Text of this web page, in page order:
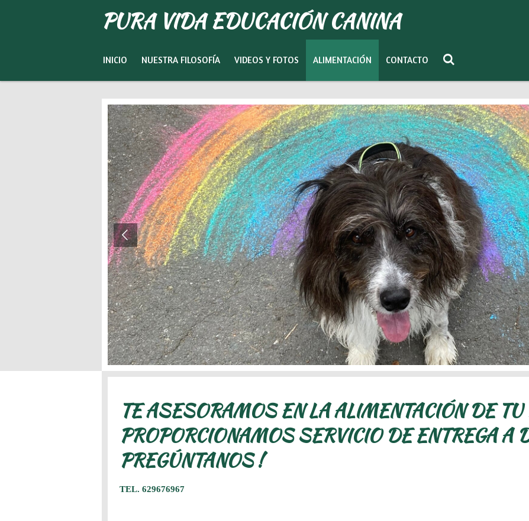
PURA VIDAEDUCACIÓN CANINA
INICIO NUESTRA FILOSOFÍA VIDEOS Y FOTOS ALIMENTACIÓN CONTACTO
TE ASESORAMOS EN LA ALIMENTACIÓN DE TU
PROPORCIONAMOS SERVICIO DE ENTREGA A
PREGÚNTANOS !
TEL. 629676967